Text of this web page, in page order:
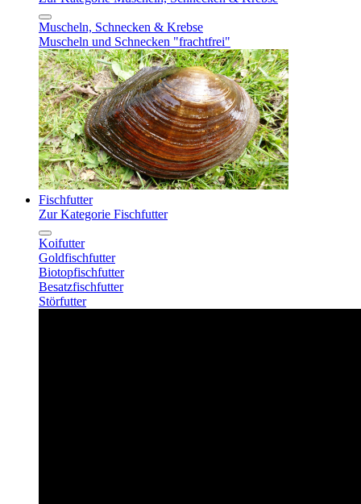
Muscheln, Schnecken & Krebse
Muscheln und Schnecken "frachtfrei"
Fischfutter
Zur Kategorie Fischfutter
Koifutter
Goldfischfutter
Biotopfischfutter
Besatzfischfutter
Störfutter